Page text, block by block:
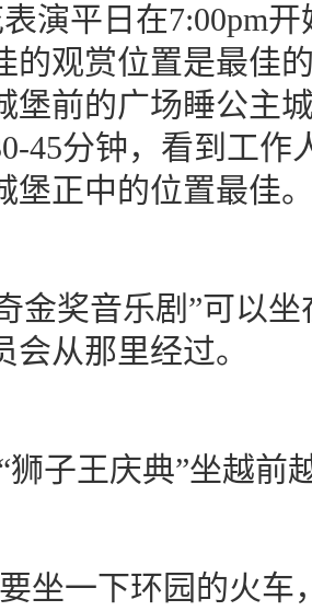
平日在7:00pm开
的观赏位置是最佳
堡前的广场睡公主
45分钟，看到工
堡正中的位置最佳
奖音乐剧”可以坐
会从那里经过。
子王庆典”坐越前
一下环园的火车